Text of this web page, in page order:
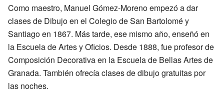
Como maestro, Manuel Gómez-Moreno empezó a dar
clases de Dibujo en el Colegio de San Bartolomé y
Santiago en 1867. Más tarde, ese mismo año, enseñó en
la Escuela de Artes y Oficios. Desde 1888, fue profesor de
Composición Decorativa en la Escuela de Bellas Artes de
Granada. También ofrecía clases de dibujo gratuitas por
las noches.